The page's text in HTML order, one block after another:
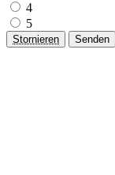
4
5
Stornieren Senden